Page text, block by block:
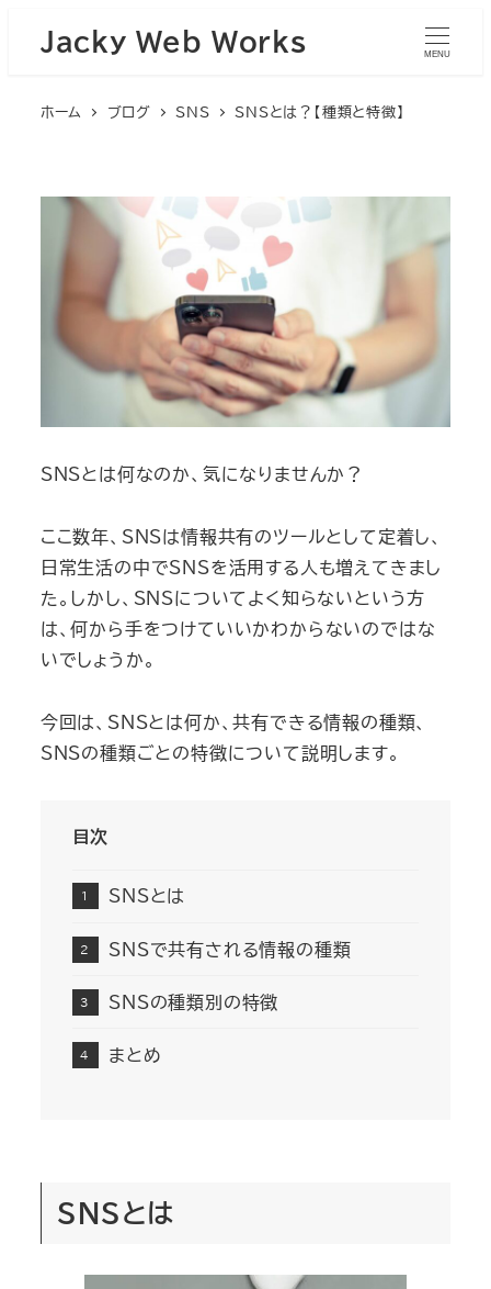
Jacky Web Works MENU
ホーム ブログ SNS SNSとは？【種類と特徴】
SNSとは何なのか、気になりませんか？
ここ数年、SNSは情報共有のツールとして定着し、
日常生活の中でSNSを活用する人も増えてきまし
た。しかし、SNSについてよく知らないという方
は、何から手をつけていいかわからないのではな
いでしょうか。
今回は、SNSとは何か、共有できる情報の種類、
SNSの種類ごとの特徴について説明します。
目次
SNSとは
SNSで共有される情報の種類
SNSの種類別の特徴
まとめ
SNSとは